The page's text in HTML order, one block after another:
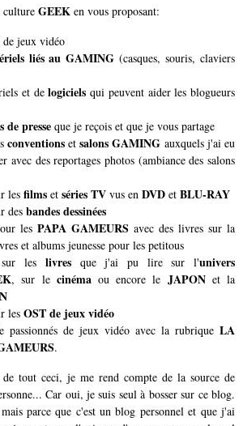
GEEK en vous proposant:
de jeux vidéo
liés au GAMING(casques, souris, claviers
et delogicielsqui peuvent aider les blogueurs
de presse que je reçois et que je vous partage
conventionsetsalons GAMING auxquels j'ai eu
avec des reportages photos (ambiance des salons
les films et séries TV vus en DVD et BLU-RAY
des bandes dessinées
les PAPA GAMEURS avec des livres sur la
et albums jeunesse pour les petitous
les livresque j'ai pu lire sur l'univers
, sur lecinémaou encore le JAPONet la
les OST de jeux vidéo
passionnés de jeux vidéo avec la rubrique LA
.
tout ceci, je me rend compte de la source de
Car oui, je suis seul à bosser sur ce blog.
parce que c'est un blog personnel et que j'ai